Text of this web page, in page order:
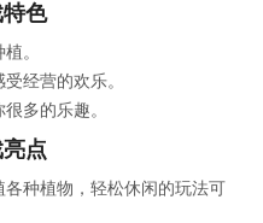
色
。
经营的欢乐。
多的乐趣。
点
种植物，轻松休闲的玩法可